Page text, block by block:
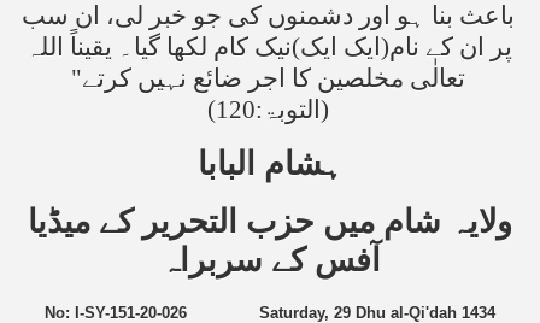
باعث بنا ہو اور دشمنوں کی جو خبر لی، ان سب
پر ان کے نام(ایک ایک)نیک کام لکھا گیا۔ یقیناً اللہ
تعالٰی مخلصین کا اجر ضائع نہیں کرتے"
(التوبۃ:120)
ہشام البابا
ولایہ شام میں حزب التحریر کے میڈیا
آفس کے سربراہ
No: I-SY-151-20-026 Saturday, 29 Dhu al-Qi'dah 1434